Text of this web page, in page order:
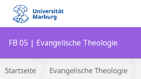
Mobile-
Navigation
FB 05 | Evangelische Theologie
Breadcrumb-
Navigation
Startseite Evangelische Theologie